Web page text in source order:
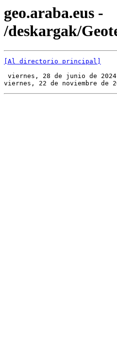
geo.araba.eus -
/deskargak/
[Al directorio principal]
viernes, 28 de junio de
viernes, 22 de noviembre